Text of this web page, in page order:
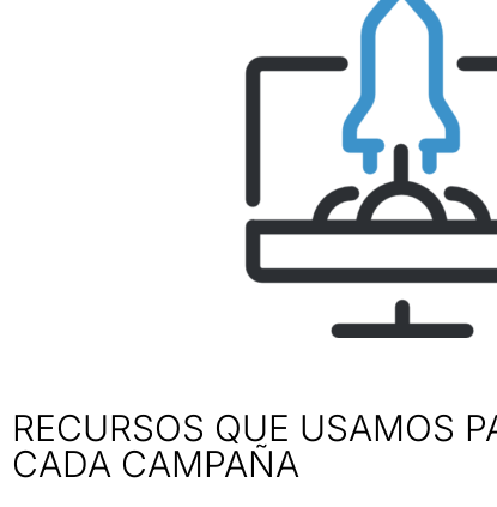
RECURSOS QUE USAMOS
CADA CAMPAÑA